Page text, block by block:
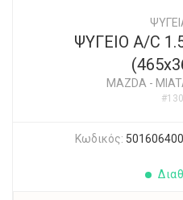
ΨΥΓΕΙΟ A/C
MAZDA-
Κωδικός: 501606400